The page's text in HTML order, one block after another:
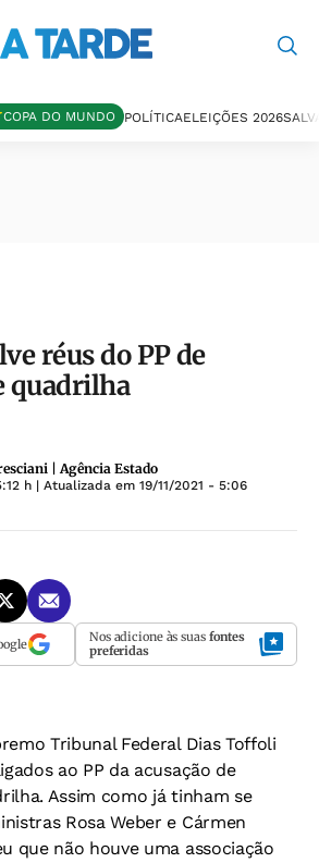
COPA DO MUNDO POLÍTICAELEIÇÕES 2026
réus do PP de
quadrilha
| Agência Estado
h | Atualizada em 19/11/2021 - 5:06
Nos adicione às suas fontes
preferidas
Tribunal Federal Dias Toffoli
ao PP da acusação de
Assim como já tinham se
Rosa Weber e Cármen
que não houve uma associação